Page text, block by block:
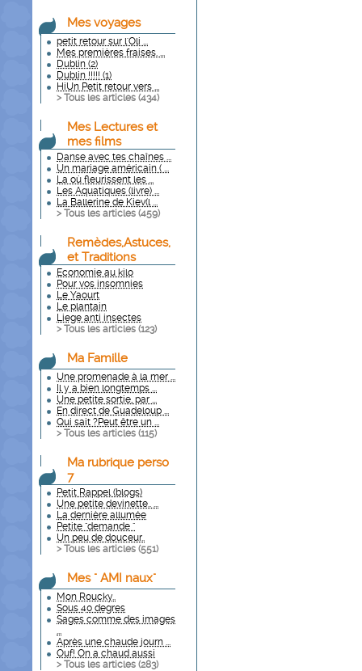
Mes voyages
petit retour sur l'Oli ...
Mes premières fraises. ...
Dublin (2)
Dublin !!!!! (1)
HiUn Petit retour vers ...
> Tous les articles (434)
Mes Lectures et
mes films
Danse avec tes chaînes ...
Un mariage américain ( ...
La où fleurissent les ...
Les Aquatiques (livre) ...
La Ballerine de Kiev(l ...
> Tous les articles (459)
Remèdes,Astuces,
et Traditions
Economie au kilo
Pour vos insomnies
Le Yaourt
Le plantain
Liege anti insectes
> Tous les articles (123)
Ma Famille
Une promenade à la mer ...
Il y a bien longtemps ...
Une petite sortie, par ...
En direct de Guadeloup ...
Qui sait ?Peut être un ...
> Tous les articles (115)
Ma rubrique perso
7
Petit Rappel (blogs)
Une petite devinette.. ...
La dernière allumée
Petite "demande "
Un peu de douceur..
> Tous les articles (551)
Mes " AMI naux"
Mon Roucky..
Sous 40 degres
Sages comme des images
...
Après une chaude journ ...
Ouf! On a chaud aussi
> Tous les articles (283)